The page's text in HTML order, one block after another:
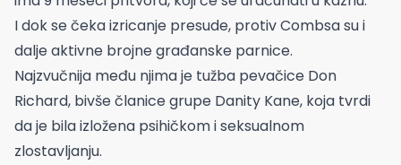
I dok se čeka izricanje presude, protiv Combsa su i
dalje aktivne brojne građanske parnice.
Najzvučnija među njima je tužba pevačice Don
Richard, bivše članice grupe Danity Kane, koja tvrdi
da je bila izložena psihičkom i seksualnom
zlostavljanju.